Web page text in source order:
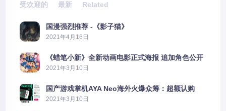
受欢迎的 最新 Related
国漫强烈推荐 -《影子猫》
2021年4月16日
《蜡笔小新》全新动画电影正式海报 追加角色公开
2021年3月10日
国产游戏掌机AYA Neo海外火爆众筹：超额认购
2606%
2021年3月10日